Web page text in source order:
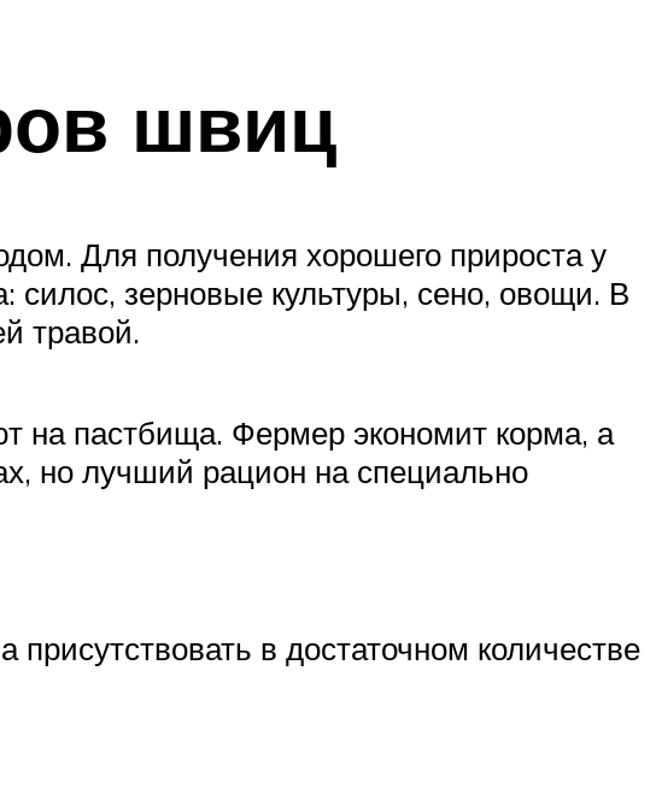
швиц
Для получения хорошего прироста у
зерновые культуры, сено, овощи. В
травой.
на пастбища. Фермер экономит корма, а
но лучший рацион на специально
в достаточном количестве